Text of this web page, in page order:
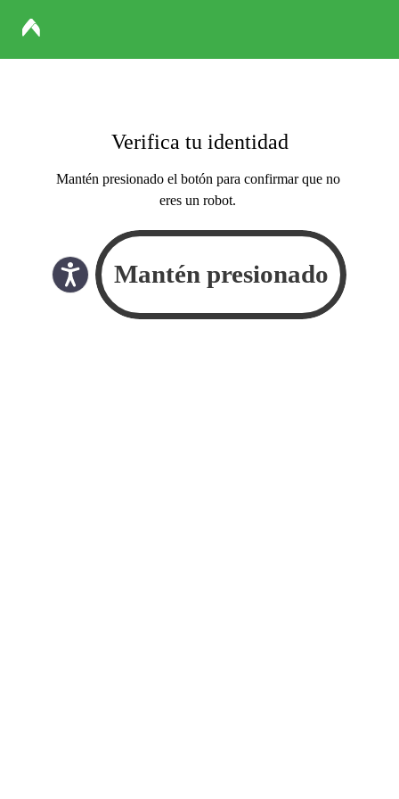
Verifica tu identidad
Mantén presionado el botón para confirmar que no
eres un robot.